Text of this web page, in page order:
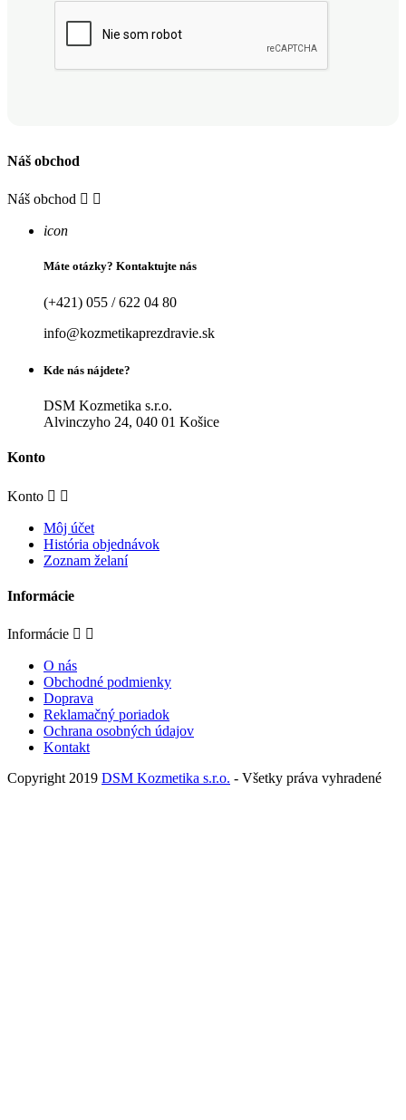
Náš obchod
Náš obchod  
icon
Máte otázky? Kontaktujte nás
(+421) 055 / 622 04 80
info@kozmetikaprezdravie.sk
Kde nás nájdete?
DSM Kozmetika s.r.o.
Alvinczyho 24, 040 01 Košice
Konto
Konto  
Môj účet
História objednávok
Zoznam želaní
Informácie
Informácie  
O nás
Obchodné podmienky
Doprava
Reklamačný poriadok
Ochrana osobných údajov
Kontakt
Copyright 2019 DSM Kozmetika s.r.o. - Všetky práva vyhradené